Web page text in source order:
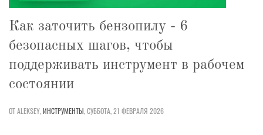
Как заточить бензопилу - 6
безопасных шагов, чтобы
поддерживать инструмент в рабочем
состоянии
ОТ ALEKSEY,ИНСТРУМЕНТЫ,СУББОТА, 21 ФЕВРАЛЯ 2026